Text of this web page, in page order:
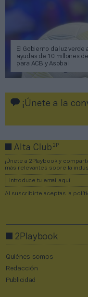
El Gobierno da luz verde
ayudas de 10 millones
para ACB y Asobal
¡Únete a la
Alta Club2P
¡Únete a 2Playbook y
más relevantes sobre la
Al suscribirte aceptas la
2Playbook
Quiénes somos
Redacción
Publicidad